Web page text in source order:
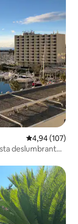
4,94 de uma
4,94 (107)
deslumbrante